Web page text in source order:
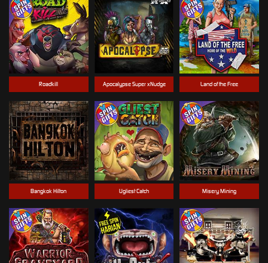
Apocalypse Super xNudge
Bangkok Hilton
Roadkill Land of the Free
Misery Mining
Ugliest Catch